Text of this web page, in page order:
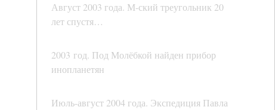
Август 2003 года. М-ский треугольник 20
лет спустя…
2003 год. Под Молёбкой найден прибор
инопланетян
Июль-август 2004 года. Экспедиция Павла